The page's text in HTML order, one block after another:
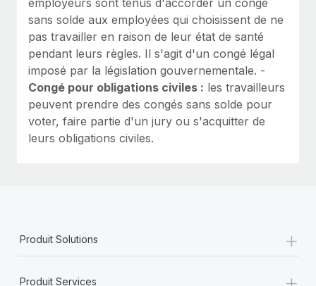
sans solde aux employées qui choisissent de ne
pas travailler en raison de leur état de santé
pendant leurs règles. Il s'agit d'un congé légal
imposé par la législation gouvernementale. -
Congé pour obligations civiles : les travailleurs
peuvent prendre des congés sans solde pour
voter, faire partie d'un jury ou s'acquitter de
leurs obligations civiles.
Produit Solutions +
Produit Services